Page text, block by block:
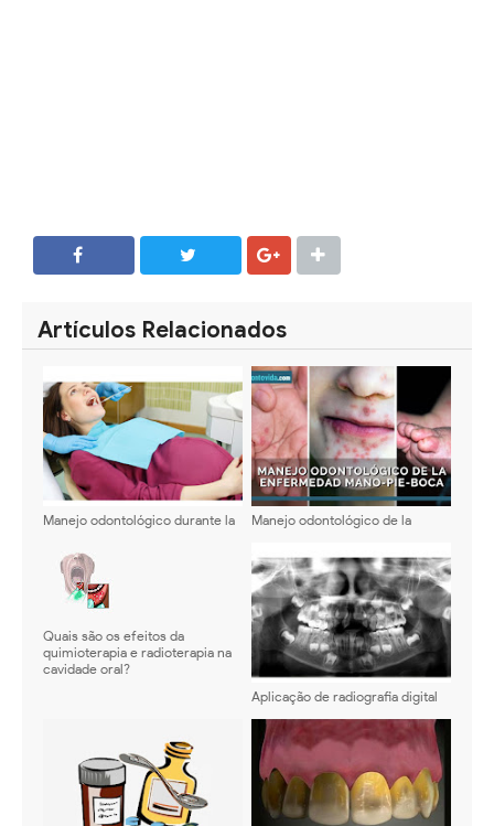
Artículos Relacionados
Manejo odontológico durante la
Manejo odontológico de la
Guía clínica actualizada para
odontólogos
Quais são os efeitos da
quimioterapia e radioterapia na
cavidade oral?
Aplicação de radiografia digital